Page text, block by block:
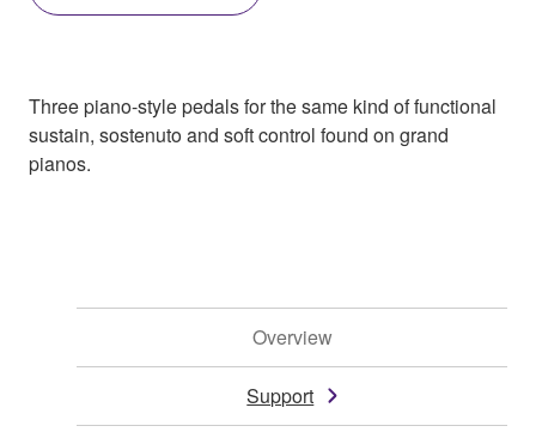
Three piano-style pedals for the same kind of functional
sustain, sostenuto and soft control found on grand
pianos.
Overview
Support